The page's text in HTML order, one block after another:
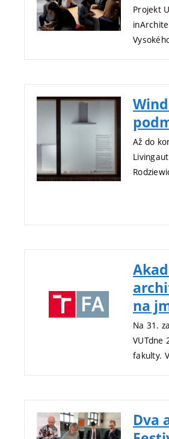
Projekt
Až do
na
Na 31.
VUTdne
fakulty.
Dva